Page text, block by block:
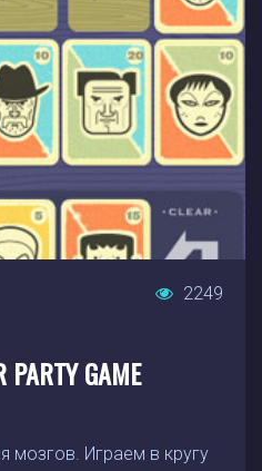
2249
PARTY GAME
мозгов. Играем в кругу